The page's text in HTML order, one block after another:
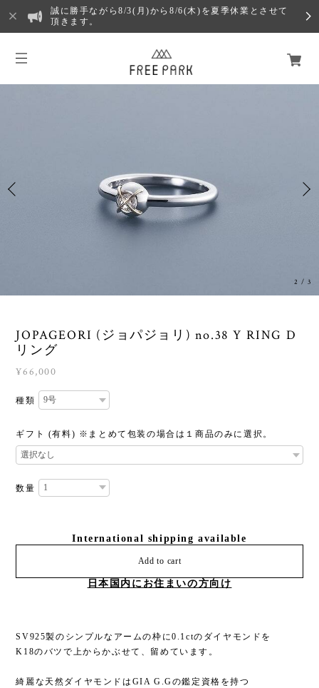
誠に勝手ながら8/3(月)から8/6(木)を夏季休業とさせて
頂きます。
2 /3
JOPAGEORI (ジョパジョリ) no.38 Y RING D
リング
¥66,000
種類
ギフト (有料) ※まとめて包装の場合は１商品のみに選択。
数量
International shipping available
Add to cart
日本国内にお住まいの方向け
SV925製のシンプルなアームの枠に0.1ctのダイヤモンドを
K18のバツで上からかぶせて、留めています。
綺麗な天然ダイヤモンドはGIA G.Gの鑑定資格を持つ